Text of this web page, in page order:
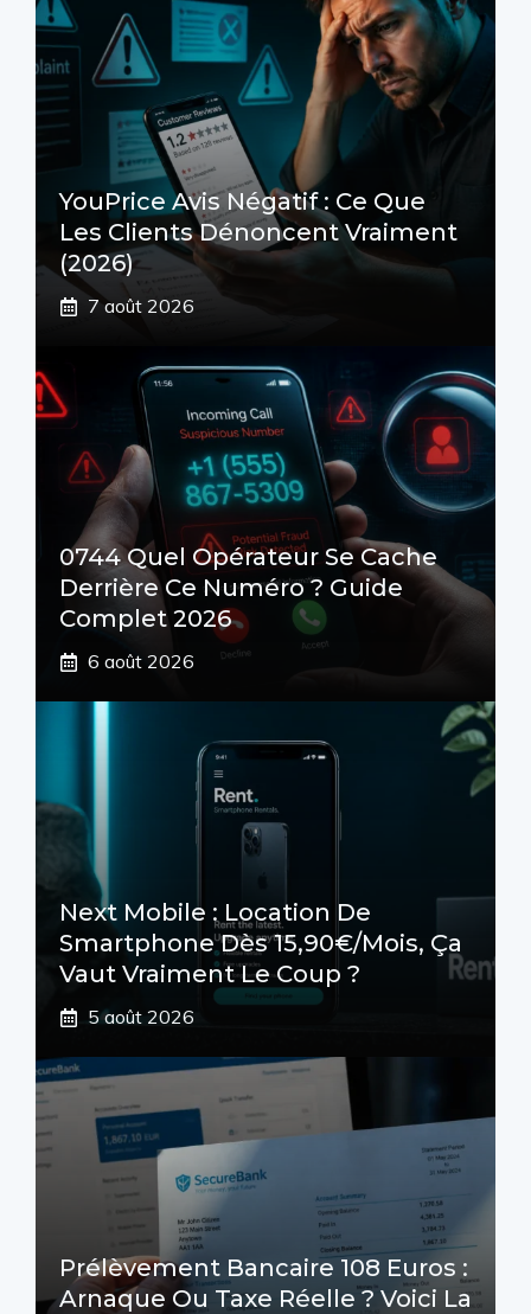
YouPrice Avis Négatif : Ce Que
Les Clients Dénoncent Vraiment
(2026)
7 août 2026
0744 Quel Opérateur Se Cache
Derrière Ce Numéro ? Guide
Complet 2026
6 août 2026
Next Mobile : Location De
Smartphone Dès 15,90€/mois, Ça
Vaut Vraiment Le Coup ?
5 août 2026
Prélèvement Bancaire 108 Euros :
Arnaque Ou Taxe Réelle ? Voici La